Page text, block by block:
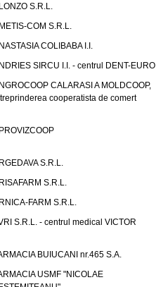
S.R.L.
COM S.R.L.
COLIBABA I.I.
SIRCU I.I. - centrul DENT-EURO
CALARASI A MOLDCOOP,
cooperatista de comert
S.R.L.
S.R.L.
FARM S.R.L.
S.R.L. - centrul medical VICTOR
BUIUCANI nr.465 S.A.
USMF "NICOLAE